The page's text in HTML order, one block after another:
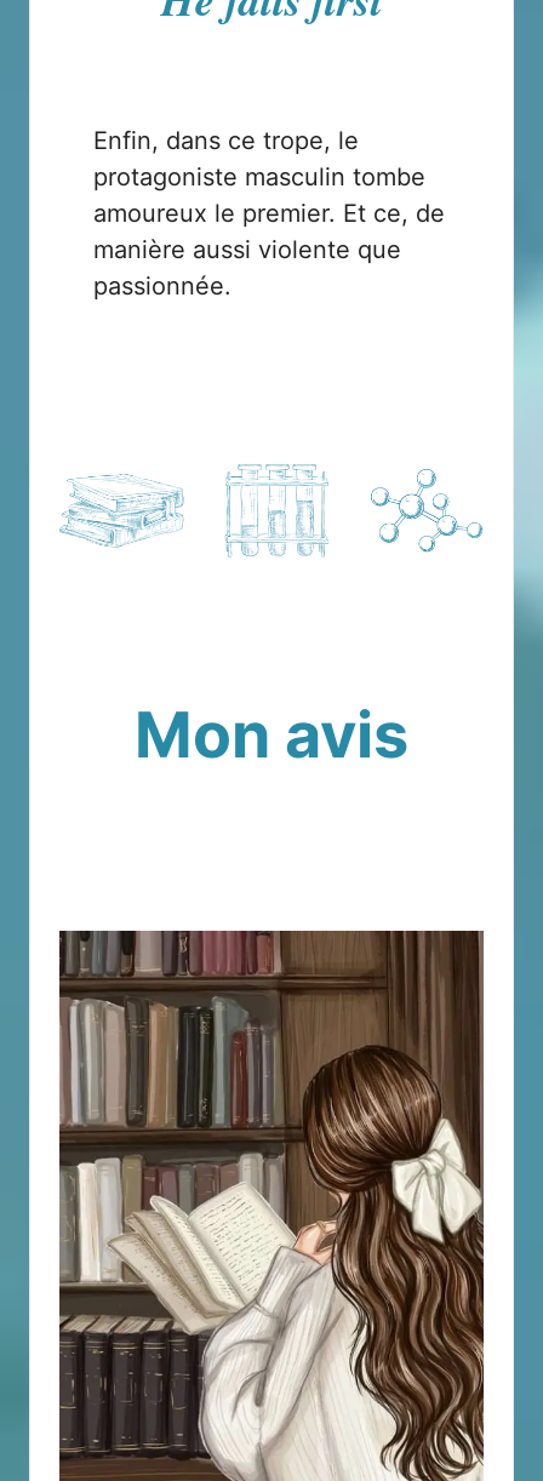
Enfin, dans ce trope, le
protagoniste masculin tombe
amoureux le premier. Et ce, de
manière aussi violente que
passionnée.
Mon avis